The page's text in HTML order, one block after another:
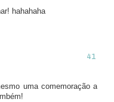
hahahaha
uma comemoração a